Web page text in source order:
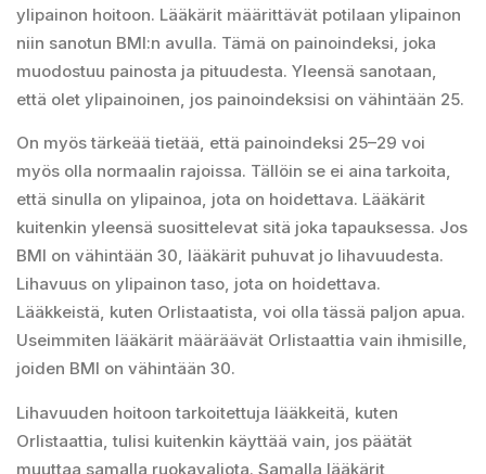
ylipainon hoitoon. Lääkärit määrittävät potilaan ylipainon
niin sanotun BMI:n avulla. Tämä on painoindeksi, joka
muodostuu painosta ja pituudesta. Yleensä sanotaan,
että olet ylipainoinen, jos painoindeksisi on vähintään 25.
On myös tärkeää tietää, että painoindeksi 25–29 voi
myös olla normaalin rajoissa. Tällöin se ei aina tarkoita,
että sinulla on ylipainoa, jota on hoidettava. Lääkärit
kuitenkin yleensä suosittelevat sitä joka tapauksessa. Jos
BMI on vähintään 30, lääkärit puhuvat jo lihavuudesta.
Lihavuus on ylipainon taso, jota on hoidettava.
Lääkkeistä, kuten Orlistaatista, voi olla tässä paljon apua.
Useimmiten lääkärit määräävät Orlistaattia vain ihmisille,
joiden BMI on vähintään 30.
Lihavuuden hoitoon tarkoitettuja lääkkeitä, kuten
Orlistaattia, tulisi kuitenkin käyttää vain, jos päätät
muuttaa samalla ruokavaliota. Samalla lääkärit